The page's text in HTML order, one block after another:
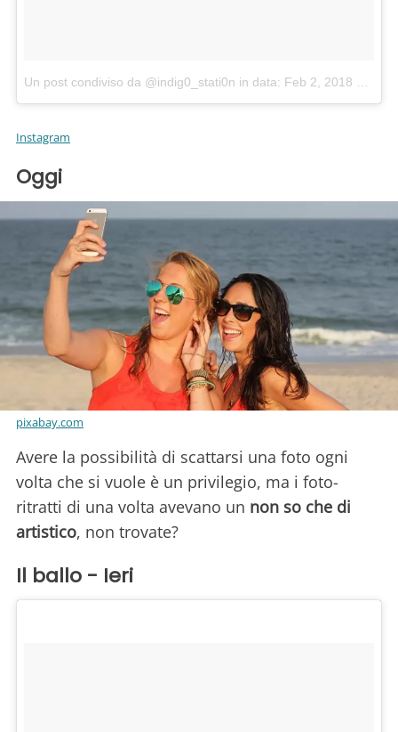
Un post condiviso da @indig0_stati0n in data: Feb 2, 2018 at 9:50 PST
Instagram
Oggi
pixabay.com
Avere la possibilità di scattarsi una foto ogni
volta che si vuole è un privilegio, ma i foto-
ritratti di una volta avevano un non so che di
artistico, non trovate?
Il ballo - Ieri